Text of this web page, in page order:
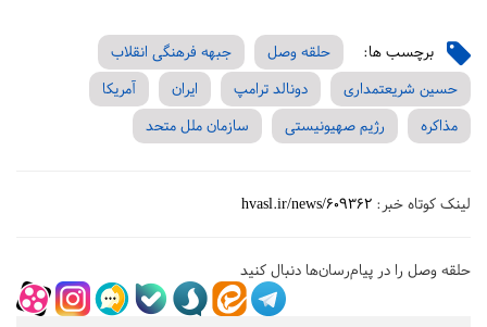
برچسب ها: حلقه وصل
جبهه فرهنگی انقلاب
حسین شریعتمداری
دونالد ترامپ ایران
آمریکا
مذاکره
رژیم صهیونیستی سازمان ملل متحد
لینک کوتاه خبر: hvasl.ir/news/609362
حلقه وصل را در پیام‌رسان‌ها دنبال کنید